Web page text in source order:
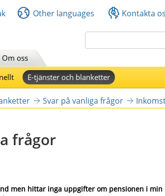
Other languages Kontakta
Om oss
E-tjänster och blanketter
Svar på vanliga frågor
frågor
men hittar inga uppgifter om pensionen i min